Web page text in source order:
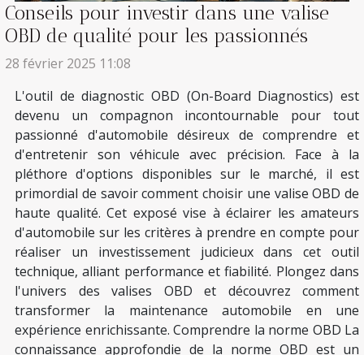
Conseils pour investir dans une valise
OBD de qualité pour les passionnés
28 février 2025 11:08
L'outil de diagnostic OBD (On-Board Diagnostics) est
devenu un compagnon incontournable pour tout
passionné d'automobile désireux de comprendre et
d'entretenir son véhicule avec précision. Face à la
pléthore d'options disponibles sur le marché, il est
primordial de savoir comment choisir une valise OBD de
haute qualité. Cet exposé vise à éclairer les amateurs
d'automobile sur les critères à prendre en compte pour
réaliser un investissement judicieux dans cet outil
technique, alliant performance et fiabilité. Plongez dans
l'univers des valises OBD et découvrez comment
transformer la maintenance automobile en une
expérience enrichissante. Comprendre la norme OBD La
connaissance approfondie de la norme OBD est un